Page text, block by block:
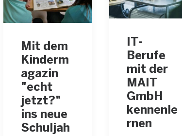
IT-
Berufe
mit der
MAIT
GmbH
kennenle
rnen
Mit dem
Kinderm
agazin
"echt
jetzt?"
ins neue
Schuljah